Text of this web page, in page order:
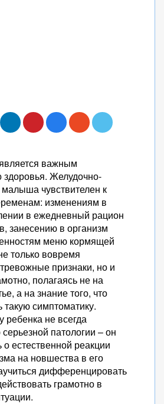
важным
здоровья. Желудочно-
чувствителен к
изменениям в
в ежедневный рацион
занесению в организм
меню кормящей
только вовремя
признаки, но и
полагаясь не на
а на знание того, что
симптоматику.
ребенка не всегда
серьезной патологии – он
естественной реакции
на новшества в его
дифференцировать
грамотно в